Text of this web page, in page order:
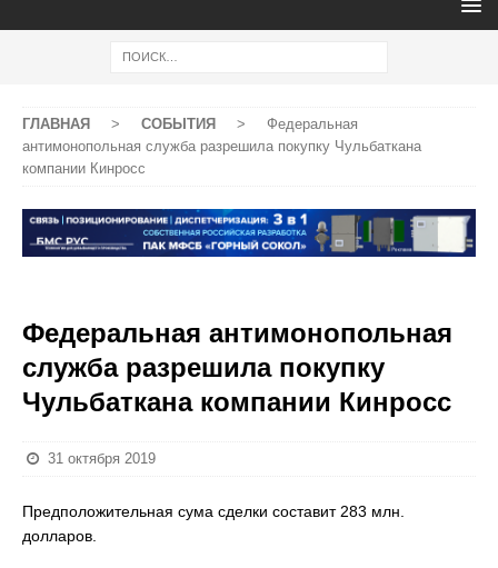
ГЛАВНАЯ > СОБЫТИЯ >
Федеральная
антимонопольная служба разрешила покупку Чульбаткана
компании Кинросс
Федеральная антимонопольная
служба разрешила покупку
Чульбаткана компании Кинросс
31 октября 2019
Предположительная сума сделки составит 283 млн.
долларов.